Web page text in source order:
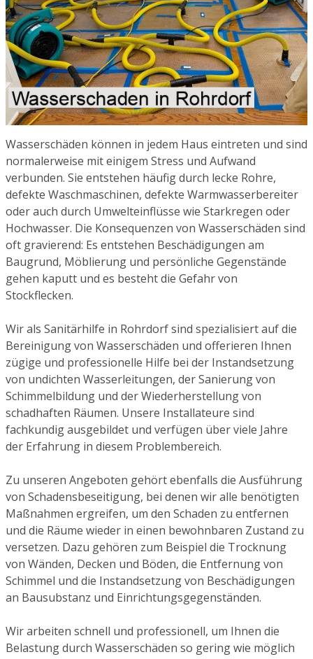
Wasserschäden können in jedem Haus eintreten und sind
normalerweise mit einigem Stress und Aufwand
verbunden. Sie entstehen häufig durch lecke Rohre,
defekte Waschmaschinen, defekte Warmwasserbereiter
oder auch durch Umwelteinflüsse wie Starkregen oder
Hochwasser. Die Konsequenzen von Wasserschäden sind
oft gravierend: Es entstehen Beschädigungen am
Baugrund, Möblierung und persönliche Gegenstände
gehen kaputt und es besteht die Gefahr von
Stockflecken.
Wir als Sanitärhilfe in Rohrdorf sind spezialisiert auf die
Bereinigung von Wasserschäden und offerieren Ihnen
zügige und professionelle Hilfe bei der Instandsetzung
von undichten Wasserleitungen, der Sanierung von
Schimmelbildung und der Wiederherstellung von
schadhaften Räumen. Unsere Installateure sind
fachkundig ausgebildet und verfügen über viele Jahre
der Erfahrung in diesem Problembereich.
Zu unseren Angeboten gehört ebenfalls die Ausführung
von Schadensbeseitigung, bei denen wir alle benötigten
Maßnahmen ergreifen, um den Schaden zu entfernen
und die Räume wieder in einen bewohnbaren Zustand zu
versetzen. Dazu gehören zum Beispiel die Trocknung
von Wänden, Decken und Böden, die Entfernung von
Schimmel und die Instandsetzung von Beschädigungen
an Bausubstanz und Einrichtungsgegenständen.
Wir arbeiten schnell und professionell, um Ihnen die
Belastung durch Wasserschäden so gering wie möglich